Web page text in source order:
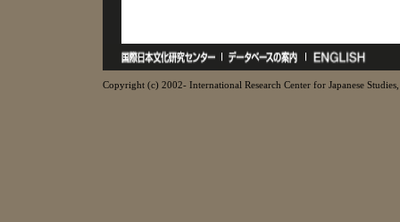
Copyright (c) 2002- International Research Center for Japanese